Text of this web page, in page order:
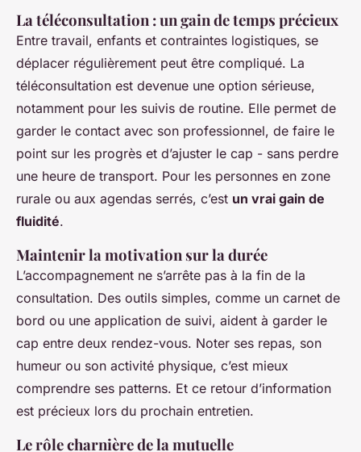
La téléconsultation : un gain de temps précieux
Entre travail, enfants et contraintes logistiques, se
déplacer régulièrement peut être compliqué. La
téléconsultation est devenue une option sérieuse,
notamment pour les suivis de routine. Elle permet de
garder le contact avec son professionnel, de faire le
point sur les progrès et d’ajuster le cap - sans perdre
une heure de transport. Pour les personnes en zone
rurale ou aux agendas serrés, c’est un vrai gain de
fluidité.
Maintenir la motivation sur la durée
L’accompagnement ne s’arrête pas à la fin de la
consultation. Des outils simples, comme un carnet de
bord ou une application de suivi, aident à garder le
cap entre deux rendez-vous. Noter ses repas, son
humeur ou son activité physique, c’est mieux
comprendre ses patterns. Et ce retour d’information
est précieux lors du prochain entretien.
Le rôle charnière de la mutuelle